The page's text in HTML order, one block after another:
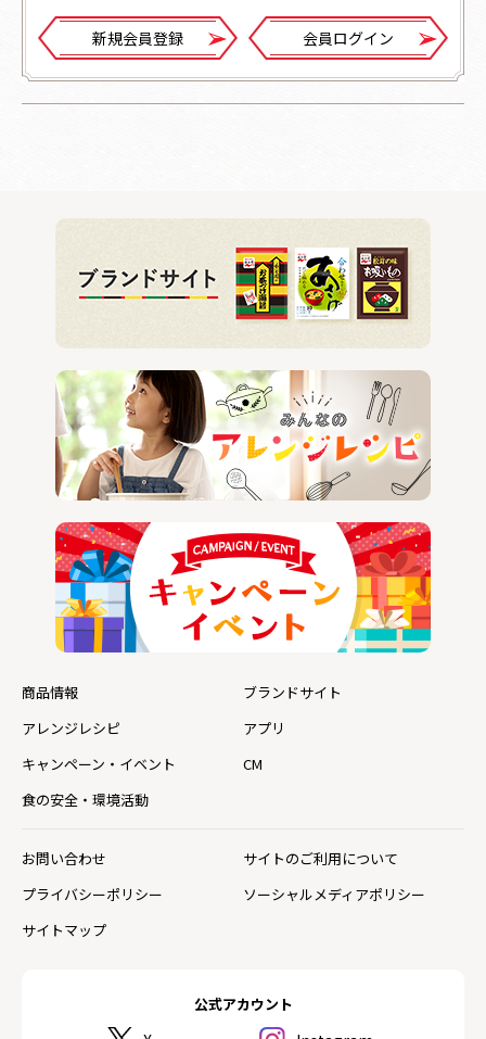
新規会員登録 会員ログイン
公式アカウント
商品情報
ブランドサイト
アレンジレシピ
アプリ
キャンペーン・イベント
CM
食の安全・環境活動
お問い合わせ
サイトのご利用について
プライバシーポリシー
ソーシャルメディアポリシー
サイトマップ